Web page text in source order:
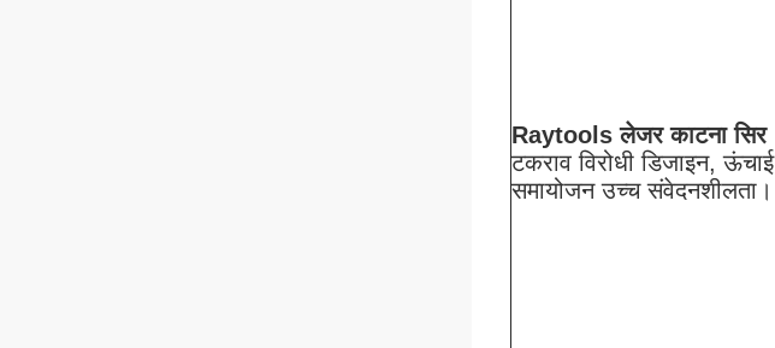
Raytools लेजर काटना सिर
टकराव विरोधी डिजाइन, ऊंचाई
समायोजन उच्च संवेदनशीलता।